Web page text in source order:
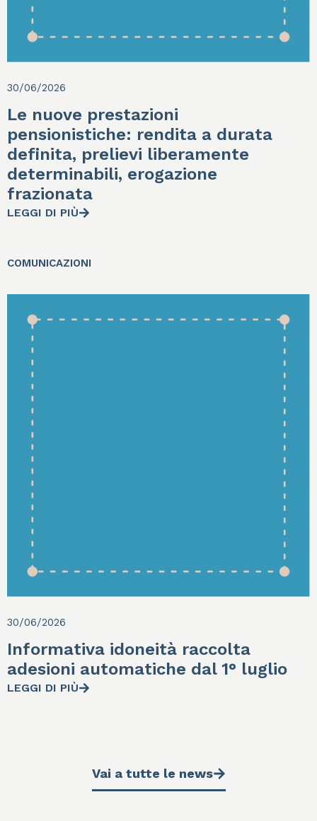
30/06/2026
Le nuove prestazioni
pensionistiche: rendita a durata
definita, prelievi liberamente
determinabili, erogazione
frazionata
LEGGI DI PIÙ
COMUNICAZIONI
30/06/2026
Informativa idoneità raccolta
adesioni automatiche dal 1° luglio
LEGGI DI PIÙ
Vai a tutte le news